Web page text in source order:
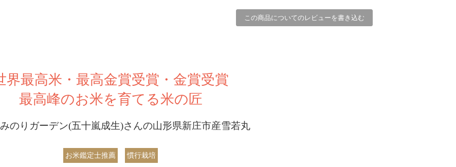
この商品についてのレビューを書き込む
界最高米・最高金賞受賞・金賞受賞
最高峰のお米を育てる米の匠
のりガーデン(五十嵐成生)さんの山形県新庄市産雪若丸
お米鑑定士推薦 慣行栽培